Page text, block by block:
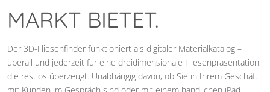
MARKT BIETET.
Der 3D-Fliesenfinder funktioniert als digitaler Materialkatalog –
überall und jederzeit für eine dreidimensionale Fliesenpräsentation,
die restlos überzeugt. Unabhängig davon, ob Sie in Ihrem Geschäft